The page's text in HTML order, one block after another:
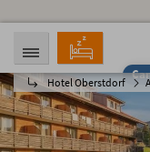
Hotel Oberstdorf
ARRIVO
09.08.2026
PERSONE
2 Personen